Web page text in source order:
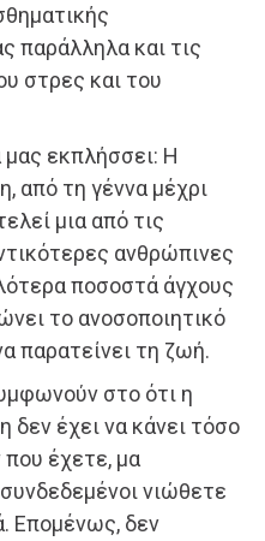
παράλληλα και τις
στρες και του
εκπλήσσει: Η
από τη γέννα μέχρι
μια από τις
ανθρώπινες
ποσοστά άγχους
το ανοσοποιητικό
παρατείνει τη ζωή.
στο ότι η
δεν έχει να κάνει τόσο
έχετε, μα
νιώθετε
Επομένως, δεν